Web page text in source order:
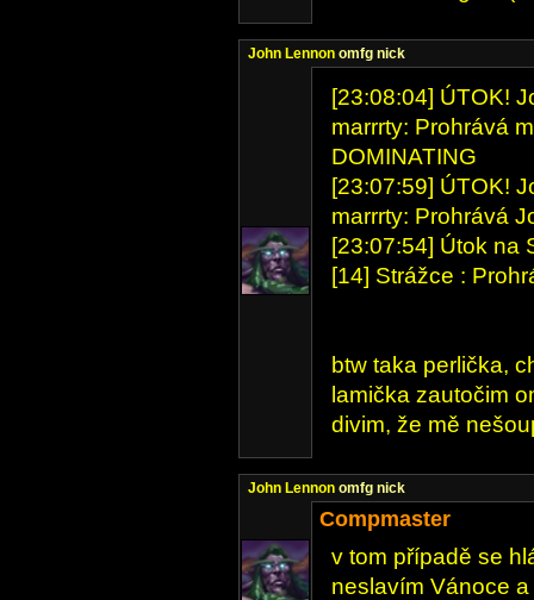
John Lennon omfg nick
[23:08:04] ÚTOK!
marrrty: Prohrává
DOMINATING
[23:07:59] ÚTOK!
marrrty: Prohrává
[23:07:54] Útok na
[14] Strážce :
btw taka perlička,
lamička zautočim
divim, že mě
John Lennon omfg nick
Compmaster
v tom případě se
neslavím Vánoce